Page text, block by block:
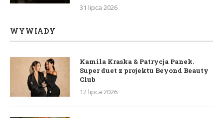
31 lipca 2026
WYWIADY
Kamila Kraska & Patrycja Panek.
Super duet z projektu Beyond Beauty
Club
12 lipca 2026